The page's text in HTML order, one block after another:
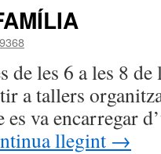
les 6 a les 8 de
a tallers
es va encarregar
llegint →